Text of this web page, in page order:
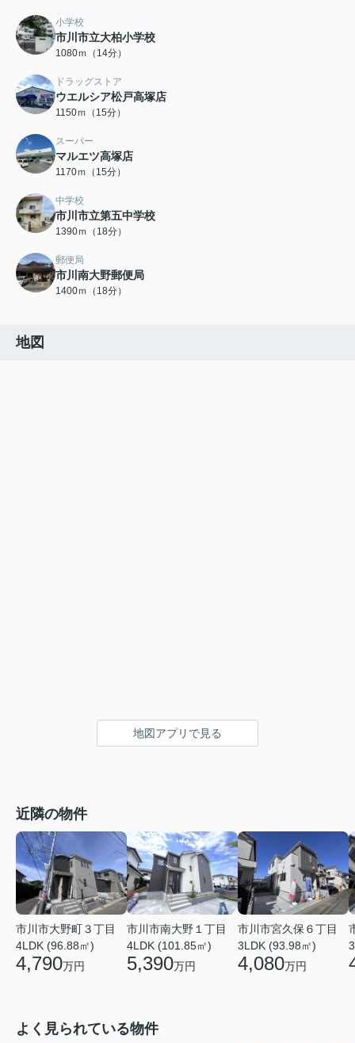
小学校
市川市立大柏小学校
1080ｍ（14分）
ドラッグストア
ウエルシア松戸高塚店
1150ｍ（15分）
スーパー
マルエツ高塚店
1170ｍ（15分）
中学校
市川市立第五中学校
1390ｍ（18分）
郵便局
市川南大野郵便局
1400ｍ（18分）
地図
地図アプリで見る
近隣の物件
市川市大野町３丁目
4LDK (96.88㎡)
4,790万円
市川市南大野１丁目
4LDK (101.85㎡)
5,390万円
市川市宮久保６丁目
3LDK (93.98㎡)
4,080万円
よく見られている物件